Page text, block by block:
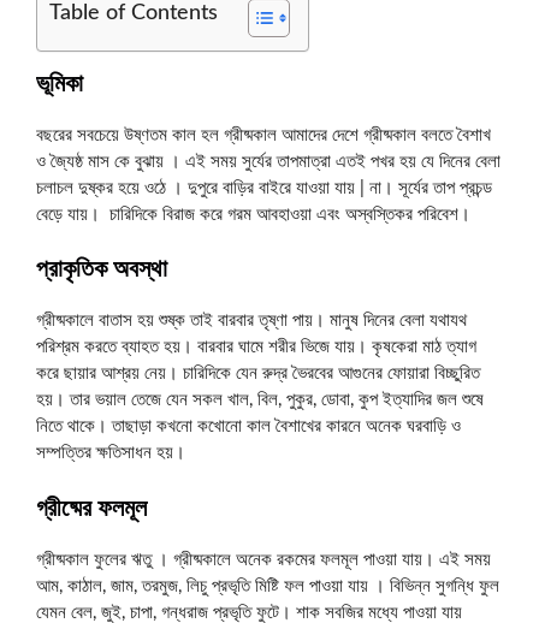
Table of Contents
ভূমিকা
বছরের সবচেয়ে উষ্ণতম কাল হল গ্রীষ্মকাল আমাদের দেশে গ্রীষ্মকাল বলতে বৈশাখ
ও জ্যৈষ্ঠ মাস কে বুঝায় । এই সময় সুর্যের তাপমাত্রা এতই পখর হয় যে দিনের বেলা
চলাচল দুষ্কর হয়ে ওঠে । দুপুরে বাড়ির বাইরে যাওয়া যায় | না। সূর্যের তাপ প্রচন্ড
বেড়ে যায়। চারিদিকে বিরাজ করে গরম আবহাওয়া এবং অস্বস্তিকর পরিবেশ।
প্রাকৃতিক অবস্থা
গ্রীষ্মকালে বাতাস হয় শুষ্ক তাই বারবার তৃষ্ণা পায়। মানুষ দিনের বেলা যথাযথ
পরিশ্রম করতে ব্যাহত হয়। বারবার ঘামে শরীর ভিজে যায়। কৃষকেরা মাঠ ত্যাগ
করে ছায়ার আশ্রয় নেয়। চারিদিকে যেন রুদ্র ভৈরবের আগুনের ফোয়ারা বিচ্ছুরিত
হয়। তার ভয়াল তেজে যেন সকল খাল, বিল, পুকুর, ডোবা, কুপ ইত্যাদির জল শুষে
নিতে থাকে। তাছাড়া কখনো কখোনো কাল বৈশাখের কারনে অনেক ঘরবাড়ি ও
সম্পত্তির ক্ষতিসাধন হয়।
গ্রীষ্মের ফলমূল
গ্রীষ্মকাল ফুলের ঋতু । গ্রীষ্মকালে অনেক রকমের ফলমূল পাওয়া যায়। এই সময়
আম, কাঠাল, জাম, তরমুজ, লিচু প্রভৃতি মিষ্টি ফল পাওয়া যায় । বিভিন্ন সুগন্ধি ফুল
যেমন বেল, জুই, চাপা, গন্ধরাজ প্রভৃতি ফুটে। শাক সবজির মধ্যে পাওয়া যায়